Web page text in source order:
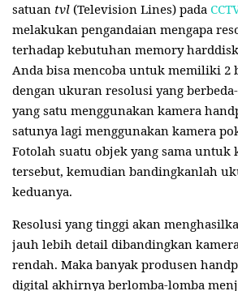
satuan tvl (Television Lines) pada
melakukan pengandaian mengapa
terhadap kebutuhan memory harddisk
Anda bisa mencoba untuk memiliki 2
dengan ukuran resolusi yang
yang satu menggunakan kamera
satunya lagi menggunakan kamera
Fotolah suatu objek yang sama untuk
tersebut, kemudian bandingkanlah
keduanya.
Resolusi yang tinggi akan
jauh lebih detail dibandingkan
rendah. Maka banyak produsen
digital akhirnya berlomba-lomba